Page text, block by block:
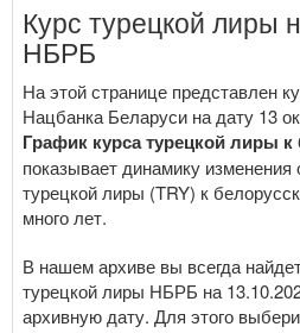
Курс турецкой лиры
НБРБ
На этой странице представлен
Нацбанка Беларуси на дату 13
График курса турецкой лиры
показывает динамику изменения
турецкой лиры (TRY) к
много лет.
В нашем архиве вы всегда
турецкой лиры НБРБ на
архивную дату. Для этого